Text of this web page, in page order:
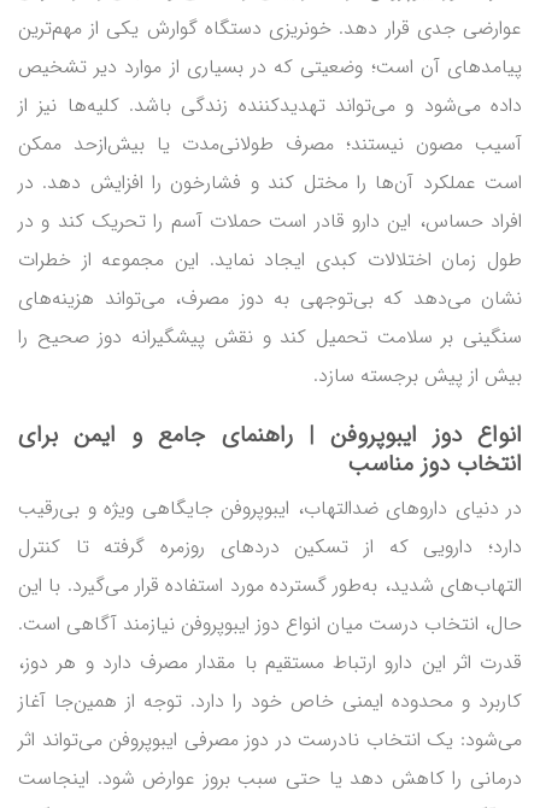
عوارضی جدی قرار دهد. خونریزی دستگاه گوارش یکی از مهم‌ترین
پیامدهای آن است؛ وضعیتی که در بسیاری از موارد دیر تشخیص
داده می‌شود و می‌تواند تهدیدکننده زندگی باشد. کلیه‌ها نیز از
آسیب مصون نیستند؛ مصرف طولانی‌مدت یا بیش‌ازحد ممکن
است عملکرد آن‌ها را مختل کند و فشارخون را افزایش دهد. در
افراد حساس، این دارو قادر است حملات آسم را تحریک کند و در
طول زمان اختلالات کبدی ایجاد نماید. این مجموعه از خطرات
نشان می‌دهد که بی‌توجهی به دوز مصرف، می‌تواند هزینه‌های
سنگینی بر سلامت تحمیل کند و نقش پیشگیرانه دوز صحیح را
بیش از پیش برجسته سازد.
انواع دوز ایبوپروفن | راهنمای جامع و ایمن برای
انتخاب دوز مناسب
در دنیای داروهای ضدالتهاب، ایبوپروفن جایگاهی ویژه و بی‌رقیب
دارد؛ دارویی که از تسکین دردهای روزمره گرفته تا کنترل
التهاب‌های شدید، به‌طور گسترده مورد استفاده قرار می‌گیرد. با این
حال، انتخاب درست میان انواع دوز ایبوپروفن نیازمند آگاهی است.
قدرت اثر این دارو ارتباط مستقیم با مقدار مصرف دارد و هر دوز،
کاربرد و محدوده ایمنی خاص خود را دارد. توجه از همین‌جا آغاز
می‌شود: یک انتخاب نادرست در دوز مصرفی ایبوپروفن می‌تواند اثر
درمانی را کاهش دهد یا حتی سبب بروز عوارض شود. اینجاست